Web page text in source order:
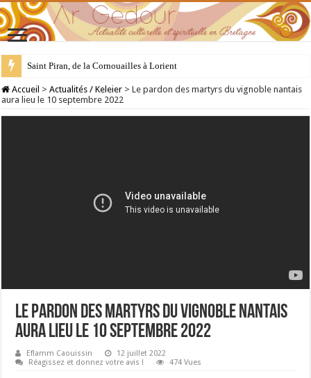
28 juillet : Saint Samson de Dol, père de la Bretagne chrétienne
Accueil > Actualités / Keleier > Le pardon des martyrs du vignoble nantais
aura lieu le 10 septembre 2022
Le pardon des martyrs du vignoble nantais
aura lieu le 10 septembre 2022
Eflamm Caouissin
12 juillet 2022
Réagissez et donnez votre avis !
474 Vues